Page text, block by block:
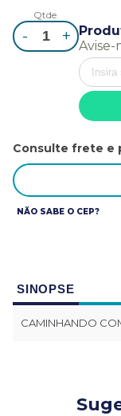
Qtde.
- +
Consulte frete e
NÃO SABE O CEP?
SINOPSE
CAMINHANDO